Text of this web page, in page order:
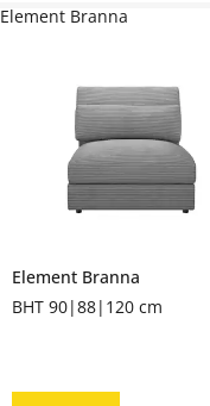
Element Branna
BHT 90|88|120 cm
Element Branna